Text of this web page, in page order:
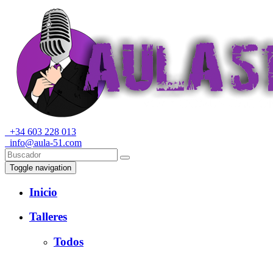
+34 603 228 013
info@aula-51.com
Toggle navigation
Inicio
Talleres
Todos